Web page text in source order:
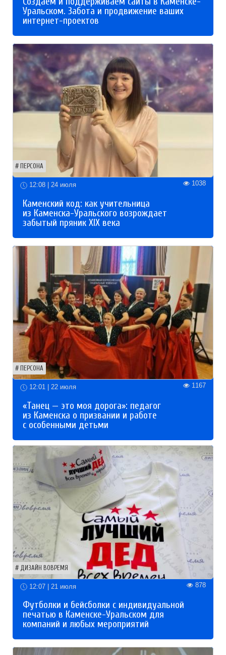
Уральском. Забота и продвижение ваших
интернет-проектов
ПЕРСОНА
12:08 | 24 июля 1038
Каменский код: как учительница
из Каменска-Уральского возрождает
забытый пряник XIX века
ПЕРСОНА
12:01 | 22 июля 1167
«Танец — это моя дорога»: педагог
из Каменска о призвании и работе
с особенными детьми
ДИЗАЙН ВОВРЕМЯ
12:07 | 21 июля 878
Футболки и бейсболки с индивидуальной
печатью в Каменске-Уральском для
компаний и любых мероприятий